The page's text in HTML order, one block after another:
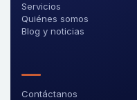
Servicios
Quiénes somos
Blog y noticias
Contáctanos